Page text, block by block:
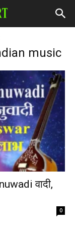
music
वादी,
0